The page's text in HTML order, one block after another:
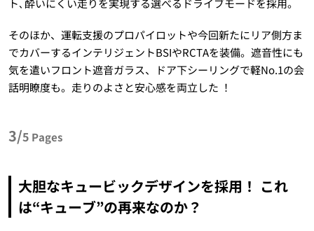
そのほか、運転支援のプロパイロットや今回新たにリア側方ま
でカバーするインテリジェントBSIやRCTAを装備。遮音性にも
気を遣いフロント遮音ガラス、ドア下シーリングで軽No.1の会
話明瞭度も。走りのよさと安心感を両立した ！
3/5 Pages
大胆なキュービックデザインを採用！ これ
は“キューブ”の再来なのか？